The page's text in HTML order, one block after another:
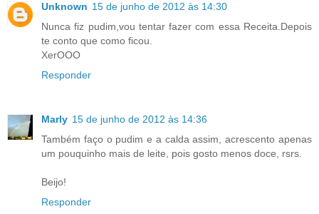
Unknown 15 de junho de 2012 às 14:30
Nunca fiz pudim,vou tentar fazer com essa Receita.Depois
te conto que como ficou.
XerOOO
Responder
Marly 15 de junho de 2012 às 14:36
Também faço o pudim e a calda assim, acrescento apenas
um pouquinho mais de leite, pois gosto menos doce, rsrs.
Beijo!
Responder